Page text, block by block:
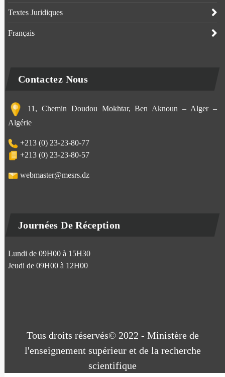
Textes Juridiques
Français
Contactez Nous
11, Chemin Doudou Mokhtar, Ben Aknoun – Alger –
Algérie
+213 (0) 23-23-80-77
+213 (0) 23-23-80-57
webmaster@mesrs.dz
Journées De Réception
Lundi de 09H00 à 15H30
Jeudi de 09H00 à 12H00
Tous droits réservés© 2022 - Ministère de
l'enseignement supérieur et de la recherche
scientifique